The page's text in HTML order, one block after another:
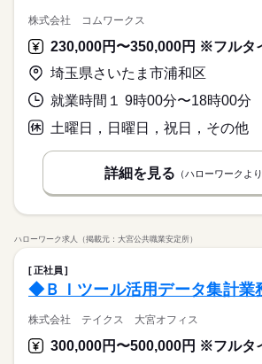
株式会社 コムワークス
埼玉県さいたま市浦和区
就業時間１ 9時00分〜18時00分
土曜日，日曜日，祝日，その他
詳細を見る （ハローワークよ
ハローワーク求人（掲載元：大宮公共職業安定所）
正社員
◆ＢＩツール活用データ集計業
株式会社 テイクス 大宮オフィス